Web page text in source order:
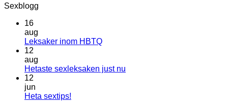
Sexblogg
16
aug
Leksaker inom HBTQInga
Leksaker
12
aug
Hetaste sexleksaken just nu
12
jun
Heta sextips!